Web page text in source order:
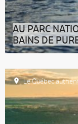
AU PARC
BAINS DE
Il est l’un des
Depuis plus
Le Québec